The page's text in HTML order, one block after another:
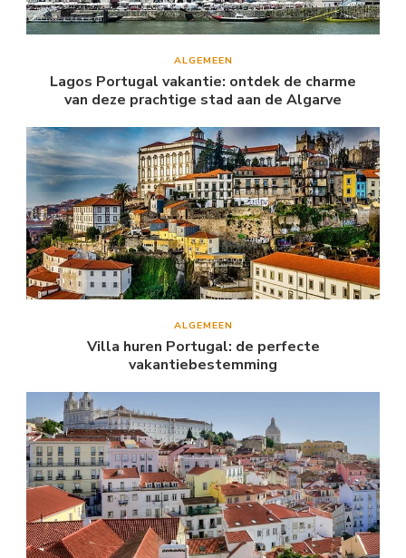
ALGEMEEN
Lagos Portugal vakantie: ontdek de charme
van deze prachtige stad aan de Algarve
ALGEMEEN
Villa huren Portugal: de perfecte
vakantiebestemming